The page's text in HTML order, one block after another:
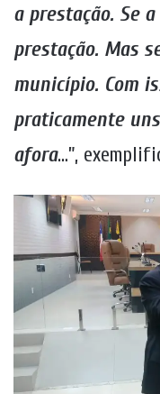
a prestação. Se
prestação. Mas
município. Com
praticamente
afora…”,